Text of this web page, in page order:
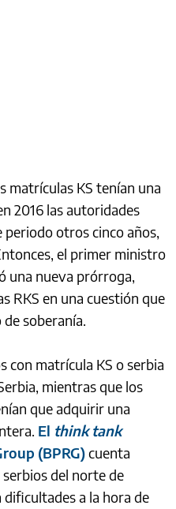
matrículas KS tenían una
2016 las autoridades
otros cinco años,
el primer ministro
una nueva prórroga,
RKS en una cuestión que
soberanía.
con matrícula KS o serbia
mientras que los
que adquirir una
El think tank
(BPRG)cuenta
del norte de
a la hora de